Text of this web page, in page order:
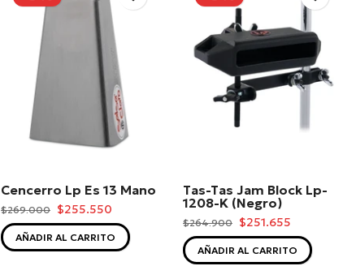
Cencerro Lp Es 13 Mano
$269.000 $255.550
AÑADIR AL CARRITO
Tas-Tas Jam Block Lp-
1208-K (Negro)
$264.900 $251.655
AÑADIR AL CARRITO